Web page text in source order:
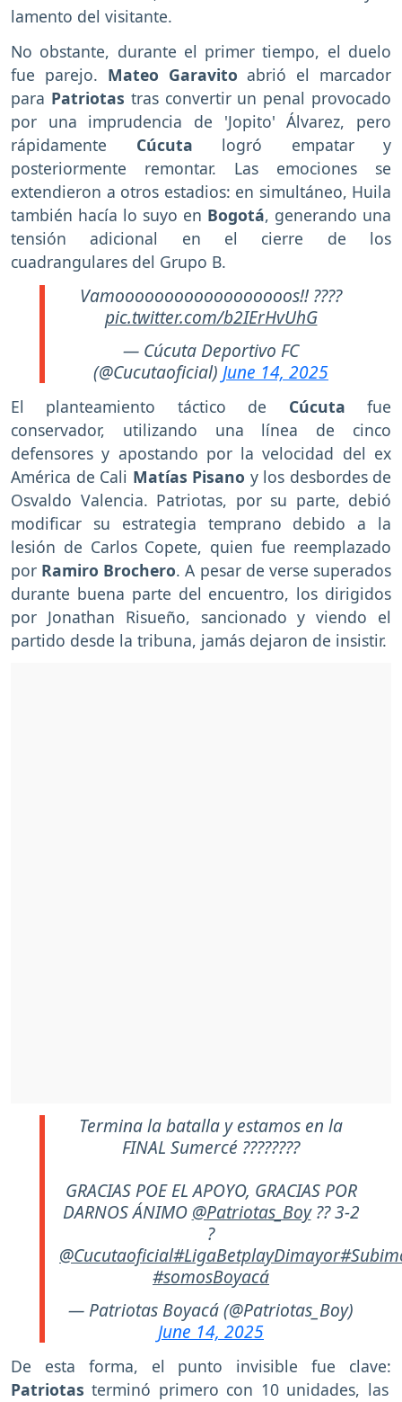
lamento del visitante.
No obstante, durante el primer tiempo, el duelo
fue parejo. Mateo Garavito abrió el marcador
para Patriotas tras convertir un penal provocado
por una imprudencia de 'Jopito' Álvarez, pero
rápidamente Cúcuta logró empatar y
posteriormente remontar. Las emociones se
extendieron a otros estadios: en simultáneo, Huila
también hacía lo suyo en Bogotá, generando una
tensión adicional en el cierre de los
cuadrangulares del Grupo B.
Vamoooooooooooooooooos!! ????
pic.twitter.com/b2IErHvUhG
— Cúcuta Deportivo FC
(@Cucutaoficial) June 14, 2025
El planteamiento táctico de Cúcutafue
conservador, utilizando una línea de cinco
defensores y apostando por la velocidad del ex
América de Cali Matías Pisano y los desbordes de
Osvaldo Valencia. Patriotas, por su parte, debió
modificar su estrategia temprano debido a la
lesión de Carlos Copete, quien fue reemplazado
por Ramiro Brochero. A pesar de verse superados
durante buena parte del encuentro, los dirigidos
por Jonathan Risueño, sancionado y viendo el
partido desde la tribuna, jamás dejaron de insistir.
Termina la batalla y estamos en la
FINAL Sumercé ????????
GRACIAS POE EL APOYO, GRACIAS POR
DARNOS ÁNIMO @Patriotas_Boy?? 3-2
?
@Cucutaoficial#LigaBetplayDimayor
#somosBoyacá
— Patriotas Boyacá (@Patriotas_Boy)
June 14, 2025
De esta forma, el punto invisible fue clave:
Patriotas terminó primero con 10 unidades, las